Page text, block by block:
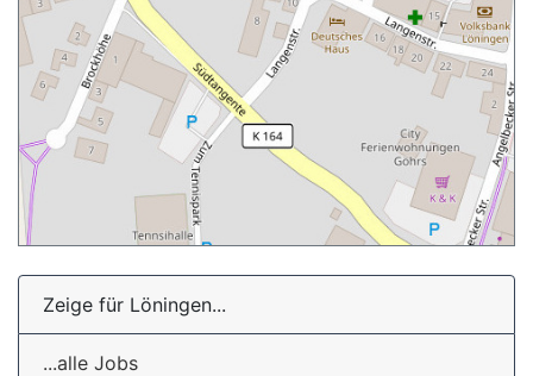
Zeige für Löningen...
...alle Jobs